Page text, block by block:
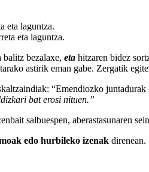
eta laguntza.
eta laguntza.
balitz bezalaxe, eta hitzaren bidez
astirik eman gabe. Zergatik
“Emendiozko
bat erosi nituen.”
salbuespen, aberastasunaren
edo hurbileko izenak direnean.